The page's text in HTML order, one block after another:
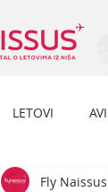
LETOVI
Fly Naissus